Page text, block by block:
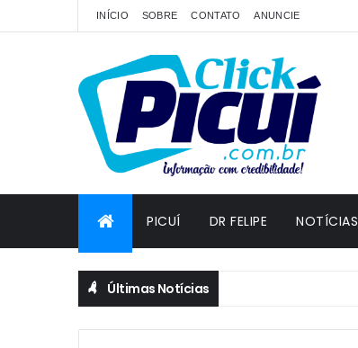
INÍCIO SOBRE CONTATO ANUNCIE
PICUÍ DR FELIPE NOTÍCIAS
Últimas Notícias